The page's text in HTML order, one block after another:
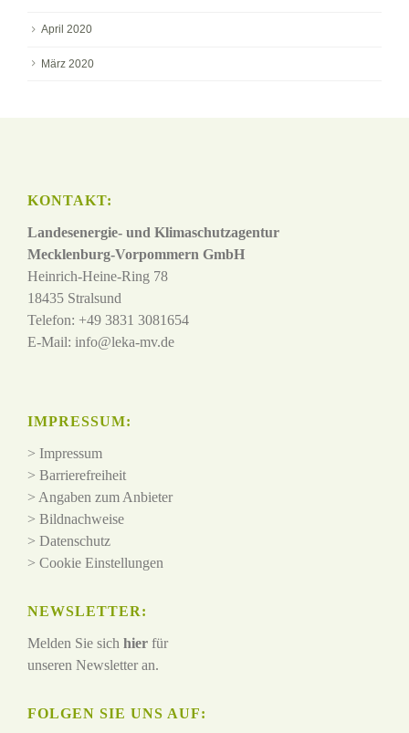
April 2020
März 2020
KONTAKT:
Landesenergie- und Klimaschutzagentur
Mecklenburg-Vorpommern GmbH
Heinrich-Heine-Ring 78
18435 Stralsund
Telefon: +49 3831 3081654
E-Mail: info@leka-mv.de
IMPRESSUM:
> Impressum
> Barrierefreiheit
> Angaben zum Anbieter
> Bildnachweise
> Datenschutz
> Cookie Einstellungen
NEWSLETTER:
Melden Sie sich hier für
unseren Newsletter an.
FOLGEN SIE UNS AUF: